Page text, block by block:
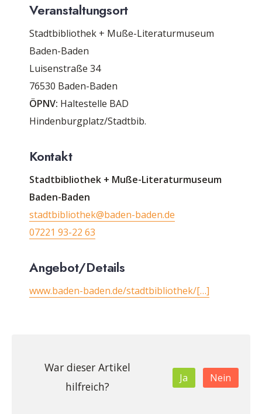
Veranstaltungsort
Stadtbibliothek + Muße-Literaturmuseum
Baden-Baden
Luisenstraße 34
76530 Baden-Baden
ÖPNV: Haltestelle BAD
Hindenburgplatz/Stadtbib.
Kontakt
Stadtbibliothek + Muße-Literaturmuseum
Baden-Baden
stadtbibliothek@baden-baden.de
07221 93-22 63
Angebot/Details
www.baden-baden.de/stadtbibliothek/[…]
War dieser Artikel
hilfreich?
Ja Nein